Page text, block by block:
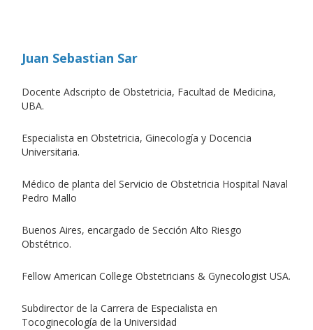
Juan Sebastian Sar
Docente Adscripto de Obstetricia, Facultad de Medicina,
UBA.
Especialista en Obstetricia, Ginecología y Docencia
Universitaria.
Médico de planta del Servicio de Obstetricia Hospital Naval
Pedro Mallo
Buenos Aires, encargado de Sección Alto Riesgo
Obstétrico.
Fellow American College Obstetricians & Gynecologist USA.
Subdirector de la Carrera de Especialista en
Tocoginecología de la Universidad